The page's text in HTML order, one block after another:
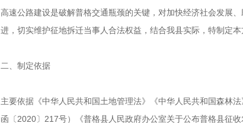
高速公路建设是破解普格交通瓶颈的关键，对加快经济社会发展
进，切实维护征地拆迁当事人合法权益，结合我县实际，特制定本
二、制定依据
主要依据《中华人民共和国土地管理法》《中华人民共和国森林
函〔2020〕217号）《普格县人民政府办公室关于公布普格县征